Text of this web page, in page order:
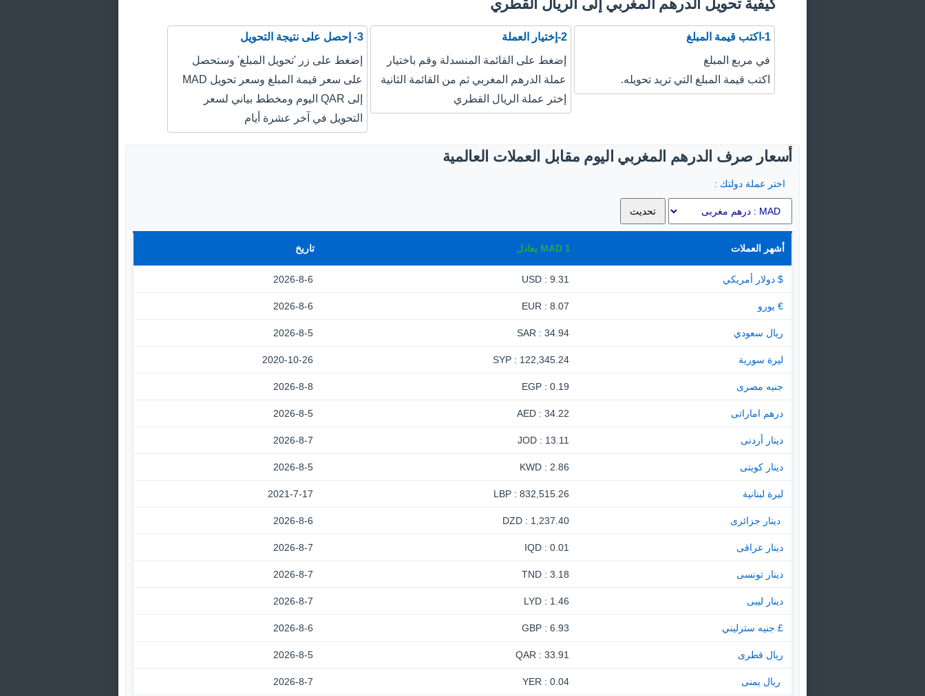
كيفية تحويل الدرهم المغربي إلى الريال القطري
1-اكتب قيمة المبلغ
في مربع المبلغ
اكتب قيمة المبلغ التي تريد تحويله.
2-إختيار العملة
إضغط على القائمة المنسدلة وقم باختيار
عملة الدرهم المغربي ثم من القائمة الثانية
إختر عملة الريال القطري
3- إحصل على نتيجة التحويل
إضغط على زر 'تحويل المبلغ' وستحصل
على سعر قيمة المبلغ وسعر تحويل MAD
إلى QAR اليوم ومخطط بياني لسعر
التحويل في آخر عشرة أيام
أسعار صرف الدرهم المغربي اليوم مقابل العملات العالمية
اختر عملة دولتك :
أشهر العملات 1
MAD يعادل تاريخ
$ دولار أمريكي 9.31 : USD
2026-8-6
€ يورو 8.07 : EUR
2026-8-6
ريال سعودي 34.94 : SAR
2026-8-5
ليرة سورية 122,345.24 : SYP
2020-10-26
جنيه مصرى 0.19 : EGP
2026-8-8
درهم اماراتى 34.22 : AED
2026-8-5
دينار أردنى 13.11 : JOD
2026-8-7
دينار كويتى 2.86 : KWD
2026-8-5
ليرة لبنانية 832,515.26 : LBP
2021-7-17
‏ دينار جزائرى 1,237.40 : DZD
2026-8-6
دينار عراقى 0.01 : IQD
2026-8-7
دينار تونسى 3.18 : TND
2026-8-7
دينار ليبى 1.46 : LYD
2026-8-7
£ جنيه سترليني 6.93 : GBP
2026-8-6
ريال قطرى 33.91 : QAR
2026-8-5
‏ ريال يمنى 0.04 : YER
2026-8-7